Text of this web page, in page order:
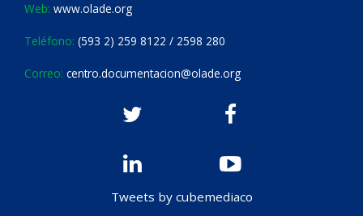
Web: www.olade.org
Teléfono: (593 2) 259 8122 / 2598 280
Correo: centro.documentacion@olade.org
Tweets by cubemediaco